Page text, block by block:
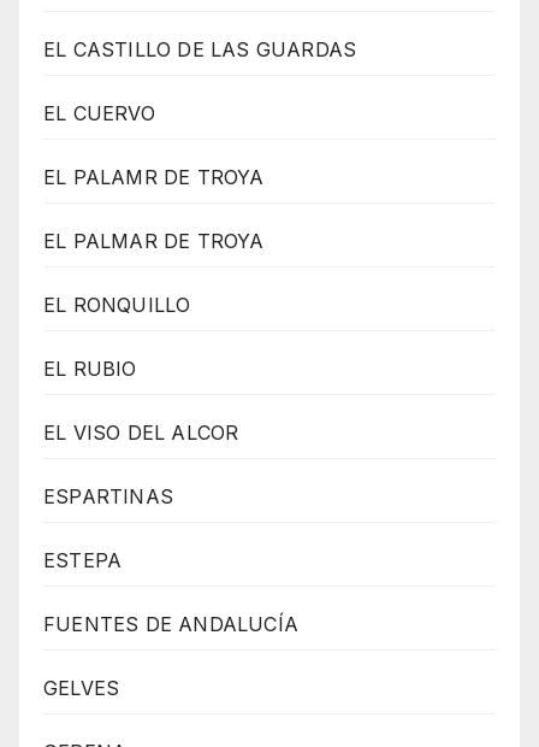
EL CASTILLO DE LAS GUARDAS
EL CUERVO
EL PALAMR DE TROYA
EL PALMAR DE TROYA
EL RONQUILLO
EL RUBIO
EL VISO DEL ALCOR
ESPARTINAS
ESTEPA
FUENTES DE ANDALUCÍA
GELVES